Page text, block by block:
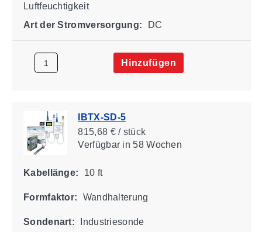
Luftfeuchtigkeit
Art der Stromversorgung:
DC
Hinzufügen
IBTX-SD-5
815,68 € / stück
Verfügbarin 58 Wochen
Kabellänge: 10 ft
Formfaktor: Wandhalterung
Sondenart: Industriesonde